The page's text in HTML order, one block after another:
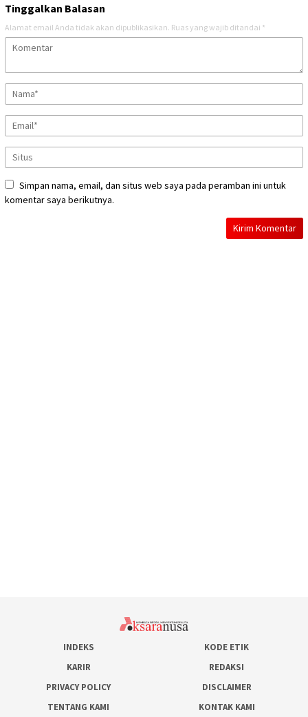
Tinggalkan Balasan
Alamat email Anda tidak akan dipublikasikan. Ruas yang wajib ditandai *
Simpan nama, email, dan situs web saya pada peramban ini untuk
komentar saya berikutnya.
INDEKS
KODE ETIK
KARIR
REDAKSI
PRIVACY POLICY
DISCLAIMER
TENTANG KAMI
KONTAK KAMI